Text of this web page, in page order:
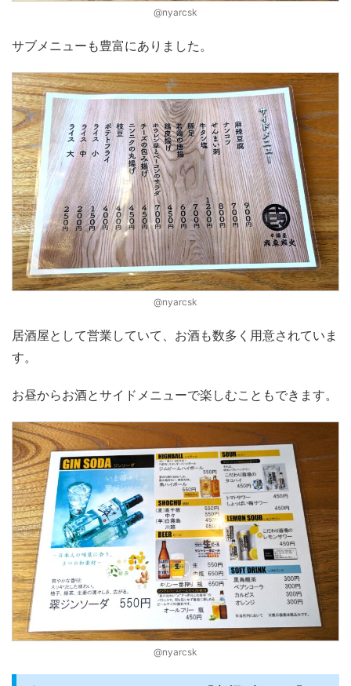
@nyarcsk
サブメニューも豊富にありました。
@nyarcsk
居酒屋として営業していて、お酒も数多く用意されていま
す。
お昼からお酒とサイドメニューで楽しむこともできます。
@nyarcsk